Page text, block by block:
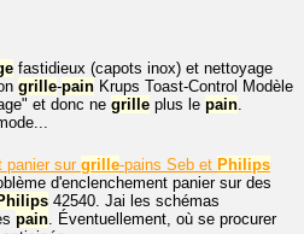
fastidieux (capots inox) et nettoyage
grille-pain Krups Toast-Control Modèle
et donc ne grille plus le pain
panier sur grille-pains Seb et Philips
d'enclenchement panier sur des
42540. Jai les schémas
pain . Éventuellement, où se procurer